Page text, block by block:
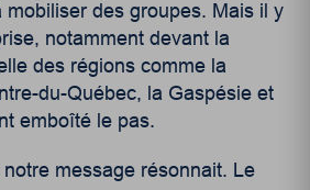
mobiliser des groupes. Mais il y
notamment devant la
des régions comme la
du-Québec, la Gaspésie et
emboîté le pas.
message résonnait. Le